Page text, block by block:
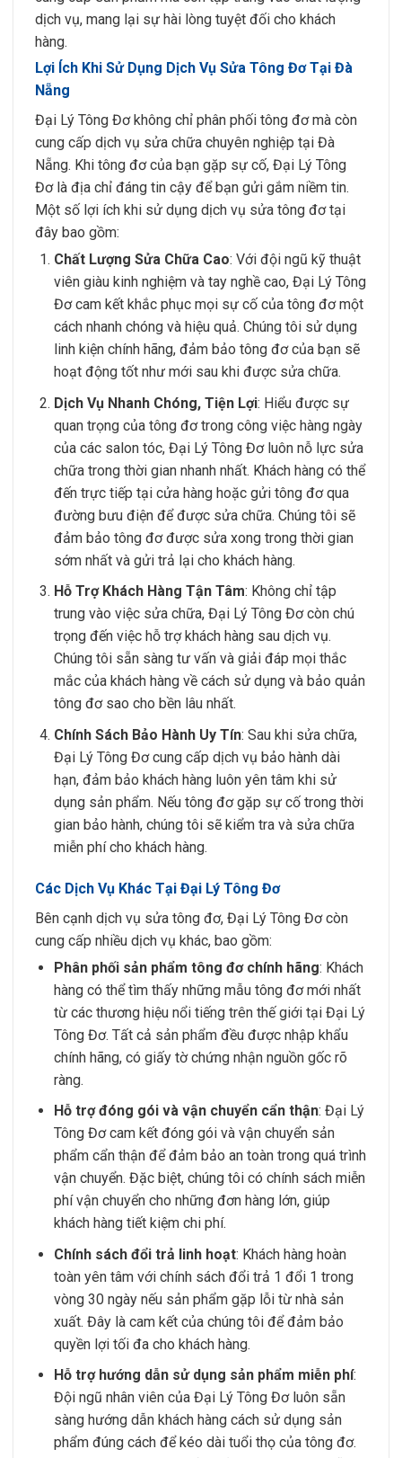
dịch vụ, mang lại sự hài lòng tuyệt đối cho khách
hàng.
Lợi Ích Khi Sử Dụng Dịch Vụ Sửa Tông Đơ Tại Đà
Nẵng
Đại Lý Tông Đơ không chỉ phân phối tông đơ mà còn
cung cấp dịch vụ sửa chữa chuyên nghiệp tại Đà
Nẵng. Khi tông đơ của bạn gặp sự cố, Đại Lý Tông
Đơ là địa chỉ đáng tin cậy để bạn gửi gắm niềm tin.
Một số lợi ích khi sử dụng dịch vụ sửa tông đơ tại
đây bao gồm:
Chất Lượng Sửa Chữa Cao: Với đội ngũ kỹ thuật
viên giàu kinh nghiệm và tay nghề cao, Đại Lý Tông
Đơ cam kết khắc phục mọi sự cố của tông đơ một
cách nhanh chóng và hiệu quả. Chúng tôi sử dụng
linh kiện chính hãng, đảm bảo tông đơ của bạn sẽ
hoạt động tốt như mới sau khi được sửa chữa.
Dịch Vụ Nhanh Chóng, Tiện Lợi: Hiểu được sự
quan trọng của tông đơ trong công việc hàng ngày
của các salon tóc, Đại Lý Tông Đơ luôn nỗ lực sửa
chữa trong thời gian nhanh nhất. Khách hàng có thể
đến trực tiếp tại cửa hàng hoặc gửi tông đơ qua
đường bưu điện để được sửa chữa. Chúng tôi sẽ
đảm bảo tông đơ được sửa xong trong thời gian
sớm nhất và gửi trả lại cho khách hàng.
Hỗ Trợ Khách Hàng Tận Tâm: Không chỉ tập
trung vào việc sửa chữa, Đại Lý Tông Đơ còn chú
trọng đến việc hỗ trợ khách hàng sau dịch vụ.
Chúng tôi sẵn sàng tư vấn và giải đáp mọi thắc
mắc của khách hàng về cách sử dụng và bảo quản
tông đơ sao cho bền lâu nhất.
Chính Sách Bảo Hành Uy Tín: Sau khi sửa chữa,
Đại Lý Tông Đơ cung cấp dịch vụ bảo hành dài
hạn, đảm bảo khách hàng luôn yên tâm khi sử
dụng sản phẩm. Nếu tông đơ gặp sự cố trong thời
gian bảo hành, chúng tôi sẽ kiểm tra và sửa chữa
miễn phí cho khách hàng.
Các Dịch Vụ Khác Tại Đại Lý Tông Đơ
Bên cạnh dịch vụ sửa tông đơ, Đại Lý Tông Đơ còn
cung cấp nhiều dịch vụ khác, bao gồm:
Phân phối sản phẩm tông đơ chính hãng: Khách
hàng có thể tìm thấy những mẫu tông đơ mới nhất
từ các thương hiệu nổi tiếng trên thế giới tại Đại Lý
Tông Đơ. Tất cả sản phẩm đều được nhập khẩu
chính hãng, có giấy tờ chứng nhận nguồn gốc rõ
ràng.
Hỗ trợ đóng gói và vận chuyển cẩn thận: Đại Lý
Tông Đơ cam kết đóng gói và vận chuyển sản
phẩm cẩn thận để đảm bảo an toàn trong quá trình
vận chuyển. Đặc biệt, chúng tôi có chính sách miễn
phí vận chuyển cho những đơn hàng lớn, giúp
khách hàng tiết kiệm chi phí.
Chính sách đổi trả linh hoạt: Khách hàng hoàn
toàn yên tâm với chính sách đổi trả 1 đổi 1 trong
vòng 30 ngày nếu sản phẩm gặp lỗi từ nhà sản
xuất. Đây là cam kết của chúng tôi để đảm bảo
quyền lợi tối đa cho khách hàng.
Hỗ trợ hướng dẫn sử dụng sản phẩm miễn phí:
Đội ngũ nhân viên của Đại Lý Tông Đơ luôn sẵn
sàng hướng dẫn khách hàng cách sử dụng sản
phẩm đúng cách để kéo dài tuổi thọ của tông đơ.